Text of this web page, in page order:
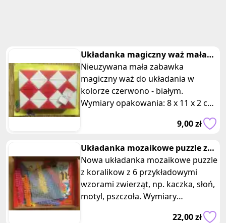
Układanka magiczny waż mała
czerwona
Nieuzywana mała zabawka
magiczny waż do układania w
kolorze czerwono - białym.
Wymiary opakowania: 8 x 11 x 2 cm.
Układanka zbudowana z kostek w
9,00 zł
Układanka mozaikowe puzzle z
koralikow zwierzeta
Nowa układanka mozaikowe puzzle
z koralikow z 6 przykładowymi
wzorami zwierząt, np. kaczka, słoń,
motyl, pszczoła. Wymiary
22,00 zł